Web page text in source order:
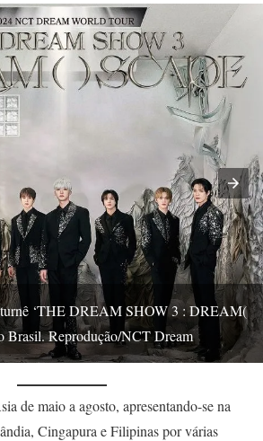
‘THE DREAM SHOW 3 : DREAM(
Brasil. Reprodução/NCT Dream
de maio a agosto, apresentando-se na
Cingapura e Filipinas por várias